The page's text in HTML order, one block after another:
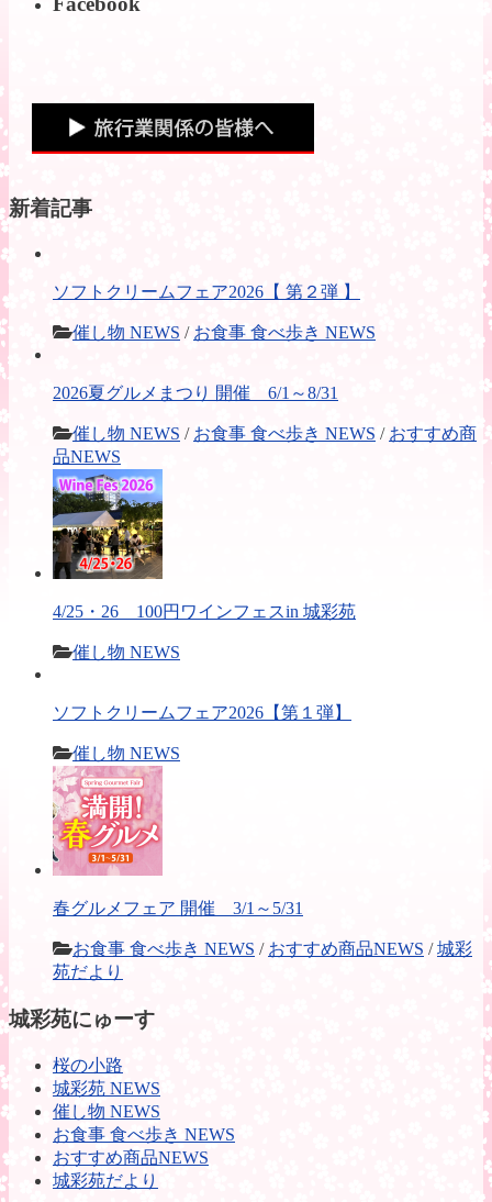
新着記事
ソフトクリームフェア2026【 第２弾 】
催し物 NEWS / お食事 食べ歩き NEWS
2026夏グルメまつり 開催 6/1～8/31
催し物 NEWS / お食事 食べ歩き NEWS / おすすめ商
品NEWS
4/25・26 100円ワインフェスin 城彩苑
催し物 NEWS
ソフトクリームフェア2026【第１弾】
催し物 NEWS
春グルメフェア 開催 3/1～5/31
お食事 食べ歩き NEWS / おすすめ商品NEWS /城彩
苑だより
城彩苑にゅーす
桜の小路
城彩苑 NEWS
催し物 NEWS
お食事 食べ歩き NEWS
おすすめ商品NEWS
城彩苑だより